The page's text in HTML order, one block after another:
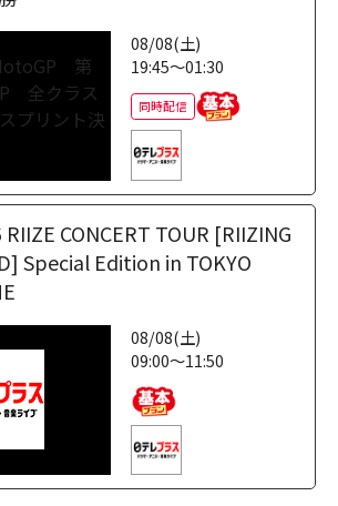
08/08(土)
19:45～01:30
同時配信
RIIZE CONCERT TOUR [RIIZING
Special Edition in TOKYO
08/08(土)
09:00～11:50